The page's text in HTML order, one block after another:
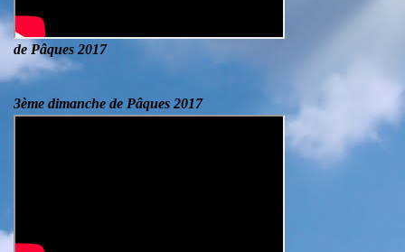
de Pâques 2017
3ème dimanche de Pâques 2017